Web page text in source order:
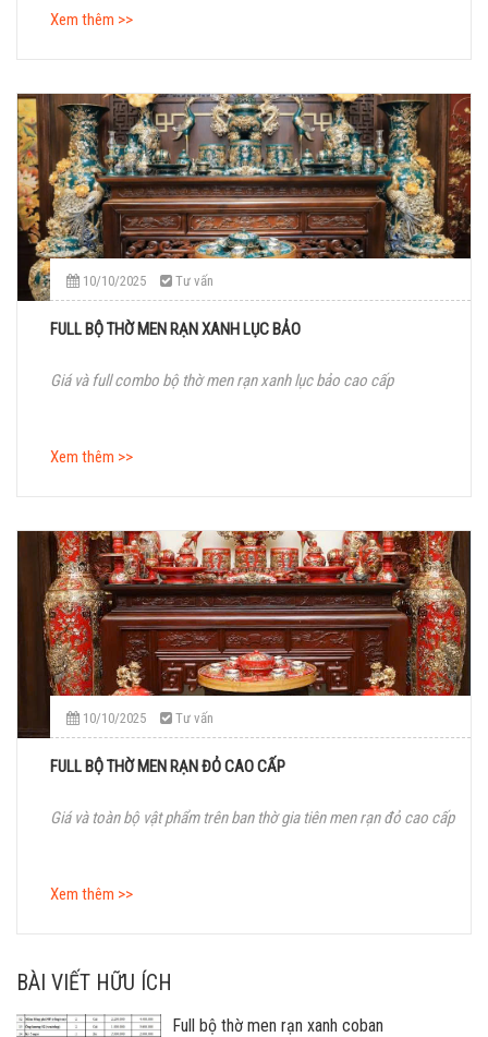
Xem thêm >>
10/10/2025 Tư vấn
FULL BỘ THỜ MEN RẠN XANH LỤC BẢO
Giá và full combo bộ thờ men rạn xanh lục bảo cao cấp
Xem thêm >>
10/10/2025 Tư vấn
FULL BỘ THỜ MEN RẠN ĐỎ CAO CẤP
Giá và toàn bộ vật phẩm trên ban thờ gia tiên men rạn đỏ cao cấp
Xem thêm >>
BÀI VIẾT HỮU ÍCH
Full bộ thờ men rạn xanh coban